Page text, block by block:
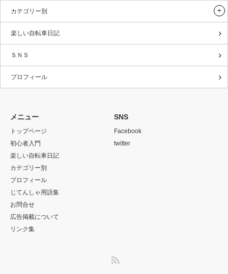
カテゴリー別
楽しい自転車日記
ＳＮＳ
プロフィール
メニュー
トップページ
初心者入門
楽しい自転車日記
カテゴリー別
プロフィール
じてんしゃ用語集
お問合せ
広告掲載について
リンク集
SNS
Facebook
twitter